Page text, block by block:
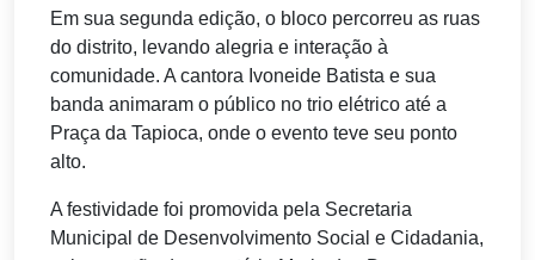
Em sua segunda edição, o bloco percorreu as ruas
do distrito, levando alegria e interação à
comunidade. A cantora Ivoneide Batista e sua
banda animaram o público no trio elétrico até a
Praça da Tapioca, onde o evento teve seu ponto
alto.
A festividade foi promovida pela Secretaria
Municipal de Desenvolvimento Social e Cidadania,